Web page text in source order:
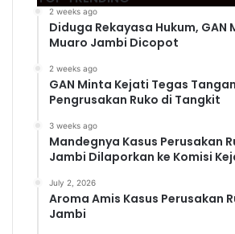
2 weeks ago
Diduga Rekayasa Hukum, GAN
Muaro Jambi Dicopot
2 weeks ago
GAN Minta Kejati Tegas
Pengrusakan Ruko di Tangkit
3 weeks ago
Mandegnya Kasus Perusakan
Jambi Dilaporkan ke Komisi
July 2, 2026
Aroma Amis Kasus Perusakan
Jambi